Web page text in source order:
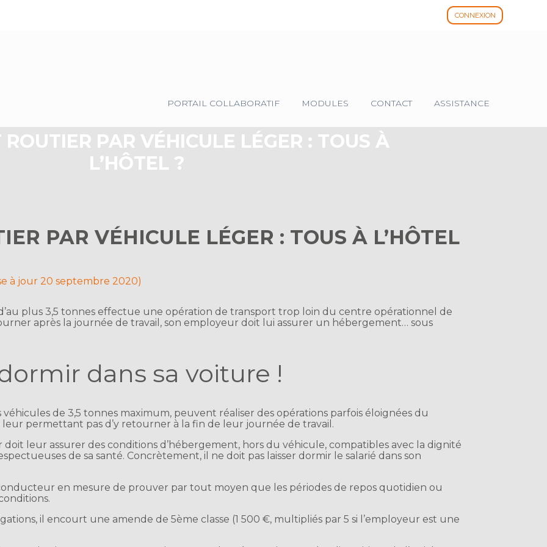
CONNEXION
Principal
PORTAIL COLLABORATIF MODULES CONTACT ASSISTANCE
PAR VÉHICULE LÉGER : TOUS À
L’HÔTEL ?
PAR VÉHICULE LÉGER : TOUS À L’HÔTEL
à jour 20 septembre 2020)
plus 3,5 tonnes effectue une opération de transport trop loin du centre opérationnel de
après la journée de travail, son employeur doit lui assurer un hébergement… sous
dans sa voiture !
de 3,5 tonnes maximum, peuvent réaliser des opérations parfois éloignées du
permettant pas d’y retourner à la fin de leur journée de travail.
leur assurer des conditions d’hébergement, hors du véhicule, compatibles avec la dignité
de sa santé. Concrètement, il ne doit pas laisser dormir le salarié dans son
en mesure de prouver par tout moyen que les périodes de repos quotidien ou
il encourt une amende de 5ème classe (1 500 €, multipliés par 5 si l’employeur est une